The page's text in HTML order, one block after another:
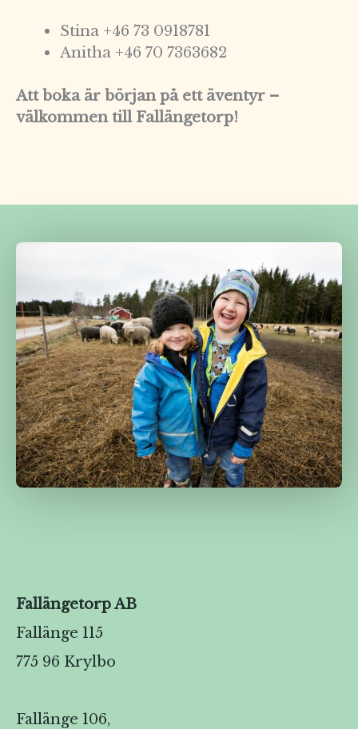
Stina +46 73 0918781
Anitha +46 70 7363682
Att boka är början på ett äventyr –
välkommen till Fallängetorp!
Fallängetorp AB
Fallänge 115
775 96 Krylbo
Fallänge 106,